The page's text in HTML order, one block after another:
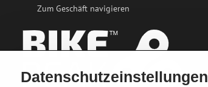
Zum Geschäft navigieren
Datenschutzeinstellungen